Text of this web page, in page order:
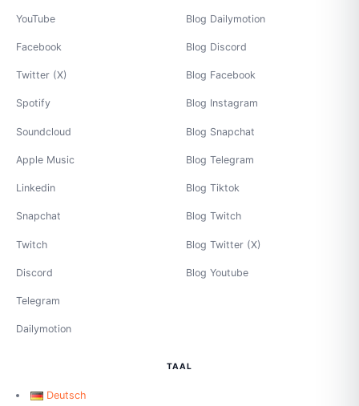
YouTube
Facebook
Twitter (X)
Spotify
Soundcloud
Apple Music
Linkedin
Snapchat
Twitch
Discord
Telegram
Dailymotion
Blog Dailymotion
Blog Discord
Blog Facebook
Blog Instagram
Blog Snapchat
Blog Telegram
Blog Tiktok
Blog Twitch
Blog Twitter (X)
Blog Youtube
TAAL
Deutsch